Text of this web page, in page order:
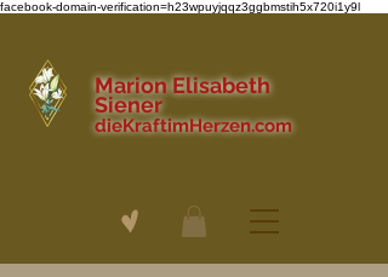
facebook-domain-verification=h23wpuyjqqz3ggbmstih5x720i1y9l
Marion Elisabeth
Siener
dieKraftimHerzen.com